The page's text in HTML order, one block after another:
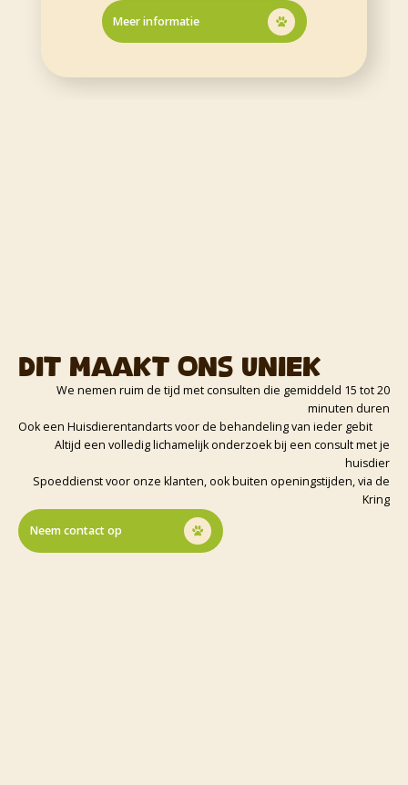
Meer informatie
Dit maakt ons Uniek
We nemen ruim de tijd met consulten die gemiddeld 15 tot 20
minuten duren
Ook een Huisdierentandarts voor de behandeling van ieder gebit
Altijd een volledig lichamelijk onderzoek bij een consult met je
huisdier
Spoeddienst voor onze klanten, ook buiten openingstijden, via de
Kring
Neem contact op